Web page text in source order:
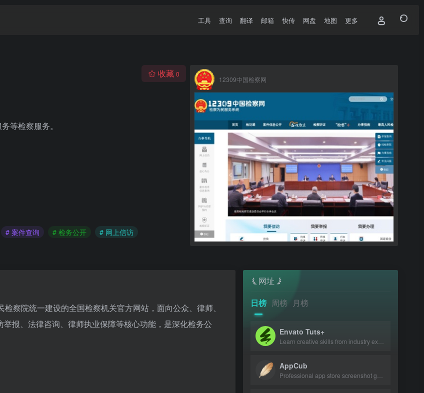
工具 查询 翻译 邮箱 快传 网盘 地图 更多
收藏 0
等检察服务。
# 案件查询 # 检务公开 # 网上信访
12309中国检察网
察院统一建设的全国检察机关官方网站，面向公众、律师、
报、法律咨询、律师执业保障等核心功能，是深化检务公
网址
日榜 周榜 月榜
Envato Tuts+
AppCub